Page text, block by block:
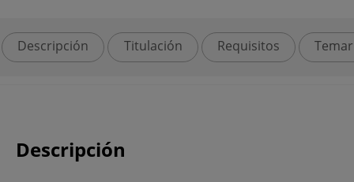
Descripción Titulación Requisitos
Descripción